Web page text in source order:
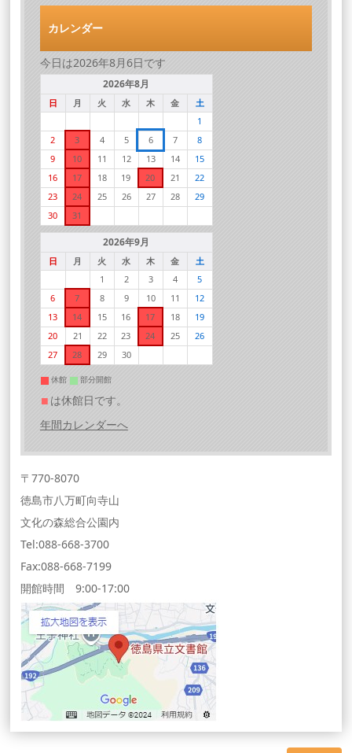
カレンダー
今日は2026年8月6日です
2026年8月
日 月 火 水 木 金
土
1
2
3 4 5 6 7
8
9
10 11 12 13 14
15
16
17 18 19 20 21
22
23
24 25 26 27 28
29
30
31
2026年9月
日 月 火 水 木 金
土
1
2 3 4
5
6
7 8 9 10 11
12
13
14 15 16 17 18
19
20
21 22 23 24 25
26
27
28 29 30
休館 部分開館
■ は休館日です。
年間カレンダーへ
〒770-8070
徳島市八万町向寺山
文化の森総合公園内
Tel:088-668-3700
Fax:088-668-7199
開館時間 9:00-17:00